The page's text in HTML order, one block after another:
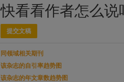
快看看作者怎么说
提交文稿
同领域相关期刊
该杂志的自引率趋势图
该杂志的年文章数趋势图